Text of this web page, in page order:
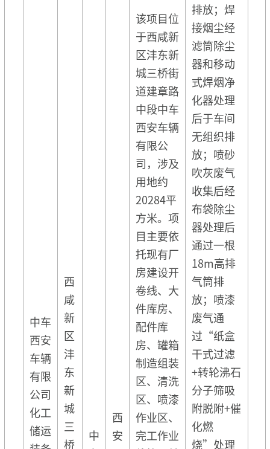
中车
西安
车辆
有限
公司
化工
储运
西
咸
新
区
沣
东
新
城
三
桥
中
西
安
该项目位
于西咸新
区沣东新
城三桥街
道建章路
中段中车
西安车辆
有限公
司，涉及
用地约
20284平
方米。项
目主要依
托现有厂
房建设开
卷线、大
件库房、
配件库
房、罐箱
制造组装
区、清洗
区、喷漆
作业区、
完工作业
排放；焊
接烟尘经
滤筒除尘
器和移动
式焊烟净
化器处理
后于车间
无组织排
放；喷砂
吹灰废气
收集后经
布袋除尘
器处理后
通过一根
18m高排
气筒排
放；喷漆
废气通
过“纸盒
干式过滤
+转轮沸石
分子筛吸
附脱附+催
化燃
烧”处理